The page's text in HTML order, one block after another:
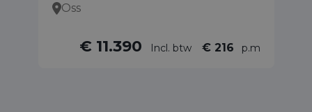
Oss
€ 11.390 Incl. btw € 216 p.m